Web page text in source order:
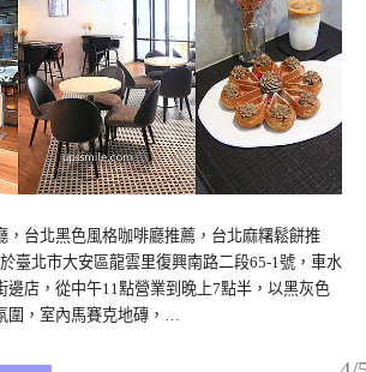
，台北黑色風格咖啡廳推薦，台北麻糬鬆餅推
臺北市大安區龍雲里復興南路二段65-1號，車水
邊店，從中午11點營業到晚上7點半，以黑灰色
圍，室內馬賽克地磚，…